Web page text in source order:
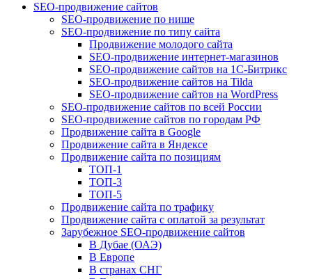
SEO-продвижение сайтов
SEO-продвижение по нише
SEO-продвижение по типу сайта
Продвижение молодого сайта
SEO-продвижение интернет-магазинов
SEO-продвижение сайтов на 1С-Битрикс
SEO-продвижение сайтов на Tilda
SEO-продвижение сайтов на WordPress
SEO-продвижение сайтов по всей России
SEO-продвижение сайтов по городам РФ
Продвижение сайта в Google
Продвижение сайта в Яндексе
Продвижение сайта по позициям
ТОП-1
ТОП-3
ТОП-5
Продвижение сайта по трафику
Продвижение сайта с оплатой за результат
Зарубежное SEO-продвижение сайтов
В Дубае (ОАЭ)
В Европе
В странах СНГ